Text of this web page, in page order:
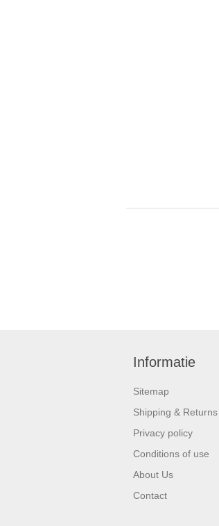
Informatie
Sitemap
Shipping & Returns
Privacy policy
Conditions of use
About Us
Contact